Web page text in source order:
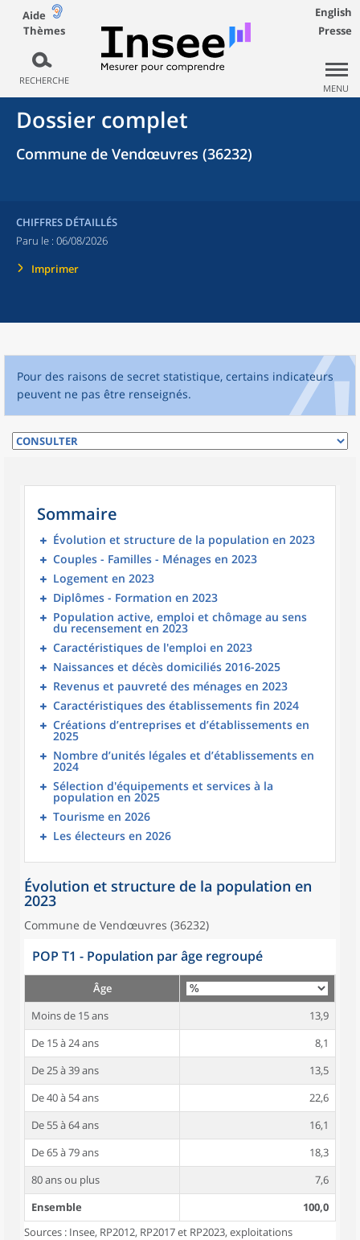
Aide
Thèmes
RECHERCHE
English
Presse
MENU
Dossier complet
Commune de Vendœuvres (36232)
CHIFFRES DÉTAILLÉS
Paru le : 06/08/2026
Imprimer
Pour des raisons de secret statistique, certains indicateurs
peuvent ne pas être renseignés.
Sommaire
Évolution et structure de la population en 2023
Couples - Familles - Ménages en 2023
Logement en 2023
Diplômes - Formation en 2023
Population active, emploi et chômage au sens
du recensement en 2023
Caractéristiques de l'emploi en 2023
Naissances et décès domiciliés 2016-2025
Revenus et pauvreté des ménages en 2023
Caractéristiques des établissements fin 2024
Créations d’entreprises et d’établissements en
2025
Nombre d’unités légales et d’établissements en
2024
Sélection d'équipements et services à la
population en 2025
Tourisme en 2026
Les électeurs en 2026
Évolution et structure de la population en
2023
Commune de Vendœuvres (36232)
POP T1 - Population par âge regroupé
Âge
Moins de 15 ans
13,9
De 15 à 24 ans
8,1
De 25 à 39 ans
13,5
De 40 à 54 ans
22,6
De 55 à 64 ans
16,1
De 65 à 79 ans
18,3
80 ans ou plus
7,6
Ensemble
100,0
Sources : Insee, RP2012, RP2017 et RP2023, exploitations